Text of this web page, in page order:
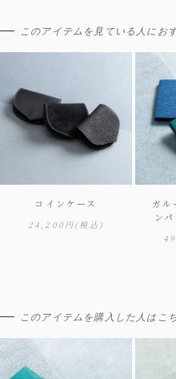
このアイテムを見ている人にお
コインケース
24,200円(税込)
ガル
ン
このアイテムを購入した人はこ